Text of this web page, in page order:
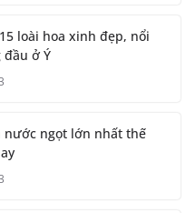
loài hoa xinh đẹp, nổi
ở Ý
nước ngọt lớn nhất thế